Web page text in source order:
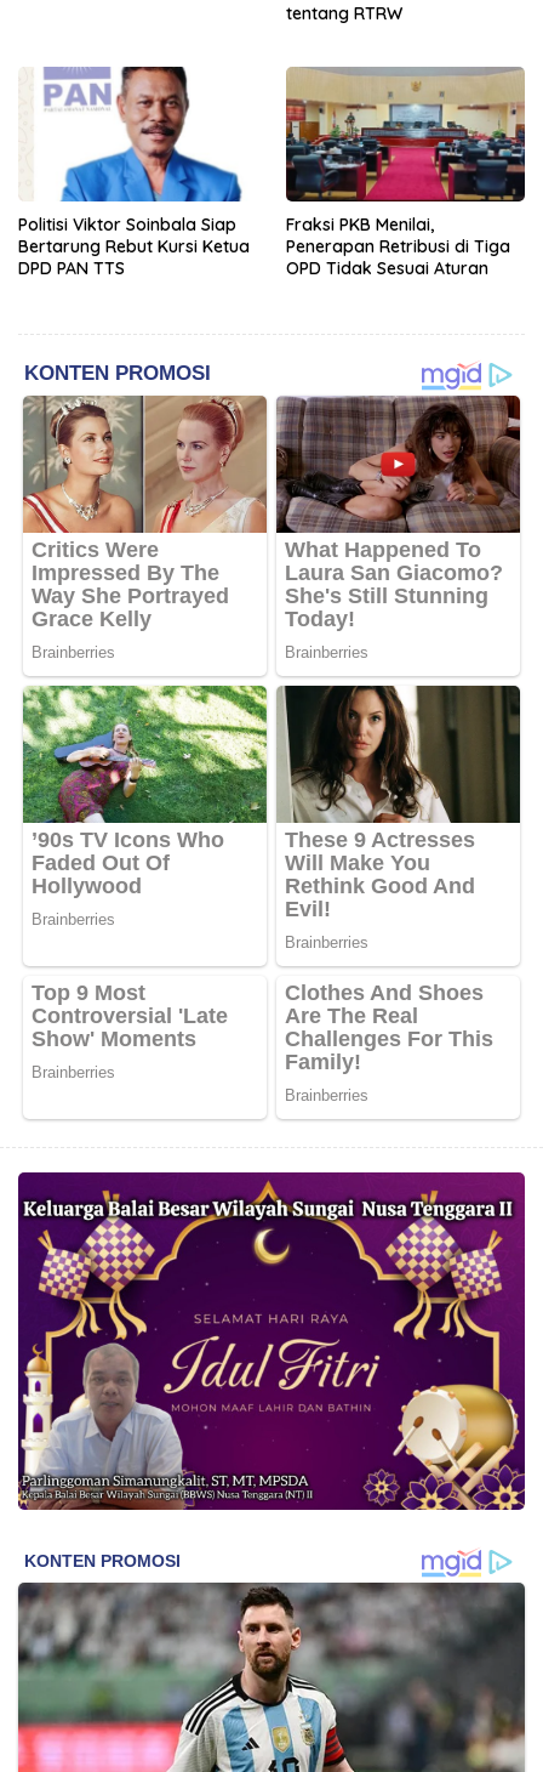
tentang RTRW
Politisi Viktor Soinbala Siap
Bertarung Rebut Kursi Ketua
DPD PAN TTS
Fraksi PKB Menilai,
Penerapan Retribusi di Tiga
OPD Tidak Sesuai Aturan